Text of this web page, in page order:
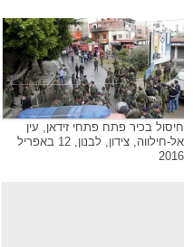
חיסול בכיר פתח פתחי זידאן, עין
אל-חילווה, צידון, לבנון, 12 באפריל
2016